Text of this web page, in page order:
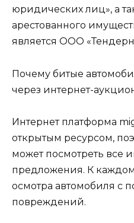
юридических лиц», а
арестованного
является ООО
Почему битые
через интернет-
Интернет платформа
открытым ресурсом,
может посмотреть все
предложения. К
осмотра автомобиля с
повреждений.